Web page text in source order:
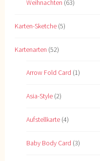
Weihnachten (63)
Karten-Sketche (5)
Kartenarten (52)
Arrow Fold Card (1)
Asia-Style (2)
Aufstellkarte (4)
Baby Body Card (3)